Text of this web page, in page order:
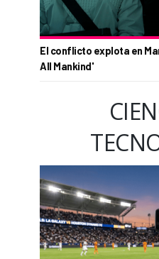
El conflicto explota en
All Mankind'